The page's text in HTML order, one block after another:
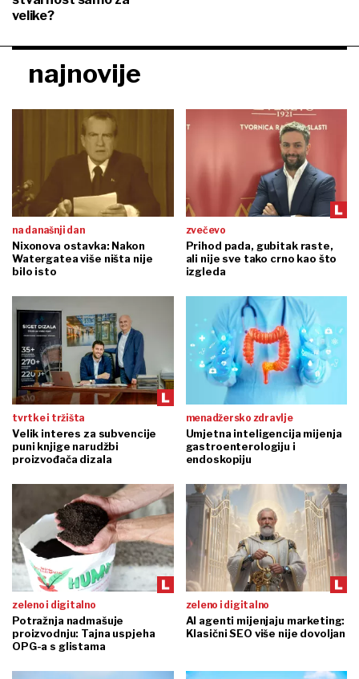
velike?
najnovije
na današnji dan
Nixonova ostavka: Nakon
Watergatea više ništa nije
bilo isto
zvečevo
Prihod pada, gubitak raste,
ali nije sve tako crno kao što
izgleda
tvrtke i tržišta
Velik interes za subvencije
puni knjige narudžbi
proizvođača dizala
menadžersko zdravlje
Umjetna inteligencija mijenja
gastroenterologiju i
endoskopiju
zeleno i digitalno
Potražnja nadmašuje
proizvodnju: Tajna uspjeha
OPG-a s glistama
zeleno i digitalno
AI agenti mijenjaju marketing:
Klasični SEO više nije dovoljan